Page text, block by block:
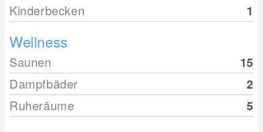
Kinderbecken
1
Wellness
Saunen
15
Dampfbäder
2
Ruheräume
5